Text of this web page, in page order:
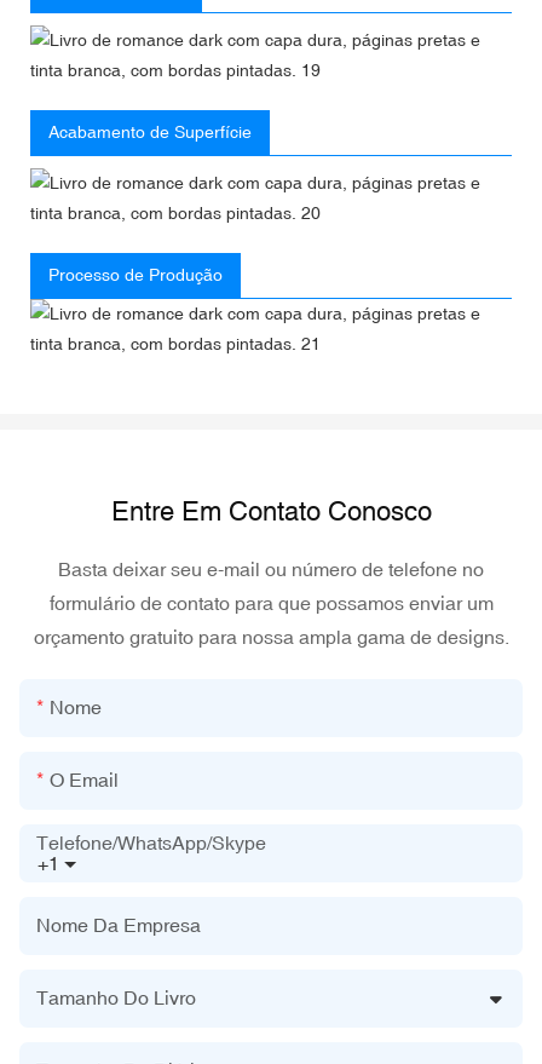
Acabamento de Superfície
Processo de Produção
Entre Em Contato Conosco
Basta deixar seu e-mail ou número de telefone no
formulário de contato para que possamos enviar um
orçamento gratuito para nossa ampla gama de designs.
Nome
O Email
+1
Telefone/WhatsApp/Skype
Nome Da Empresa
Tamanho Do Livro